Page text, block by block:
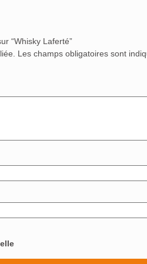
“Whisky Laferté”
Les champs obligatoires sont